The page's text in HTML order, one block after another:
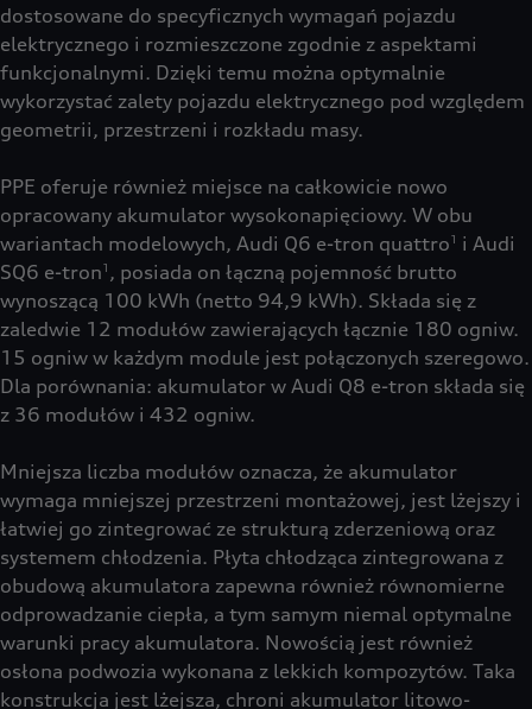
dostosowane do specyficznych wymagań pojazdu
elektrycznego i rozmieszczone zgodnie z aspektami
funkcjonalnymi. Dzięki temu można optymalnie
wykorzystać zalety pojazdu elektrycznego pod względem
geometrii, przestrzeni i rozkładu masy.
PPE oferuje również miejsce na całkowicie nowo
opracowany akumulator wysokonapięciowy. W obu
wariantach modelowych, Audi Q6 e-tron quattro1
i Audi
SQ6 e-tron1 , posiada on łączną pojemność brutto
wynoszącą 100 kWh (netto 94,9 kWh). Składa się z
zaledwie 12 modułów zawierających łącznie 180 ogniw.
15 ogniw w każdym module jest połączonych szeregowo.
Dla porównania: akumulator w Audi Q8 e-tron składa się
z 36 modułów i 432 ogniw.
Mniejsza liczba modułów oznacza, że akumulator
wymaga mniejszej przestrzeni montażowej, jest lżejszy i
łatwiej go zintegrować ze strukturą zderzeniową oraz
systemem chłodzenia. Płyta chłodząca zintegrowana z
obudową akumulatora zapewna również równomierne
odprowadzanie ciepła, a tym samym niemal optymalne
warunki pracy akumulatora. Nowością jest również
osłona podwozia wykonana z lekkich kompozytów. Taka
konstrukcja jest lżejsza, chroni akumulator litowo-